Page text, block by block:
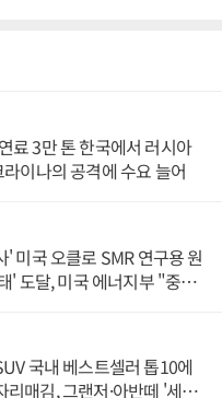
료 3만 톤 한국에서 러시아
이나의 공격에 수요 늘어
' 미국 오클로 SMR 연구용 원
' 도달, 미국 에너지부 "중요
국내 베스트셀러 톱10에
리매김, 그랜저·아반떼 '세단